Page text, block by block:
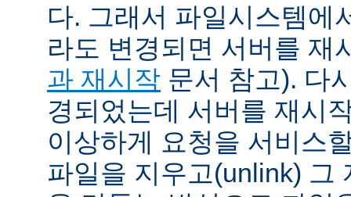
다. 그래서 파일시스템에
라도 변경되면 서버를 재
과 재시작 문서 참고). 다
경되었는데 서버를 재시
이상하게 요청을 서비스
파일을 지우고(unlink) 그